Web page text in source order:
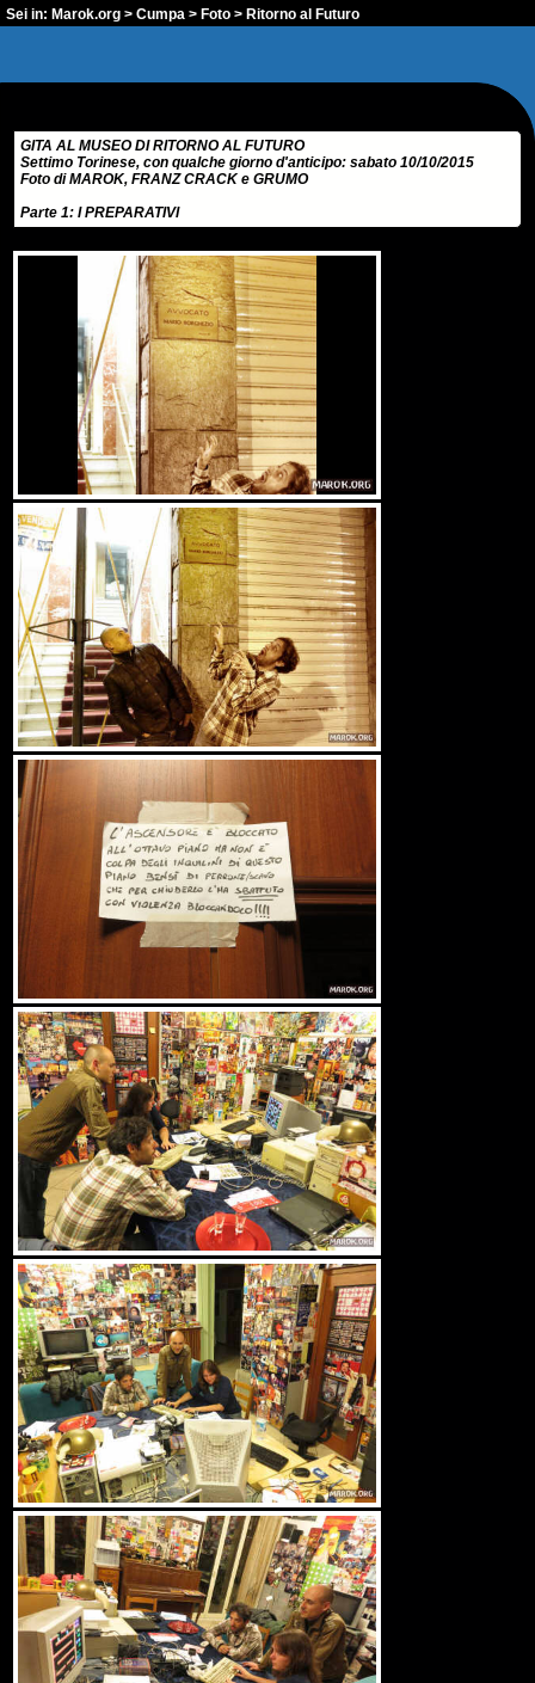
Sei in: Marok.org > Cumpa > Foto > Ritorno al Futuro
GITA AL MUSEO DI RITORNO AL FUTURO
Settimo Torinese, con qualche giorno d'anticipo: sabato 10/10/2015
Foto di MAROK, FRANZ CRACK e GRUMO
Parte 1: I PREPARATIVI